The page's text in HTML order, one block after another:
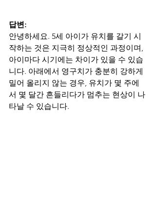
답변:
안녕하세요. 5세 아이가 유치를 갈기 시
작하는 것은 지극히 정상적인 과정이며,
아이마다 시기에는 차이가 있을 수 있습
니다. 아래에서 영구치가 충분히 강하게
밀어 올리지 않는 경우, 유치가 몇 주에
서 몇 달간 흔들리다가 멈추는 현상이 나
타날 수 있습니다.